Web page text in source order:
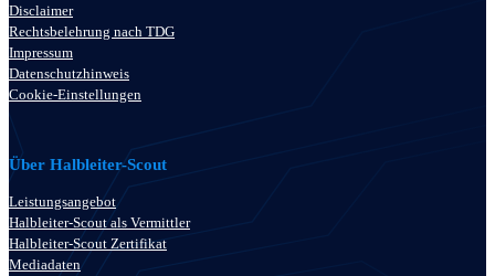
Disclaimer
Rechtsbelehrung nach TDG
Impressum
Datenschutzhinweis
Cookie-Einstellungen
Über Halbleiter-Scout
Leistungsangebot
Halbleiter-Scout als Vermittler
Halbleiter-Scout Zertifikat
Mediadaten